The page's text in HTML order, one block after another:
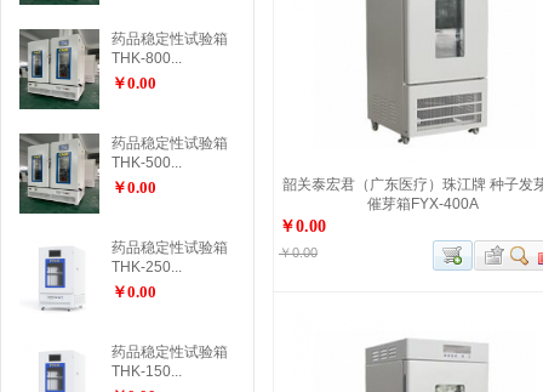
韶关泰宏君（广东医疗）珠江牌 种子发
催芽箱FYX-400A
￥0.00
￥0.00
药品稳定性试验箱
THK-800...
￥0.00
药品稳定性试验箱
THK-500...
￥0.00
药品稳定性试验箱
THK-250...
￥0.00
药品稳定性试验箱
THK-150...